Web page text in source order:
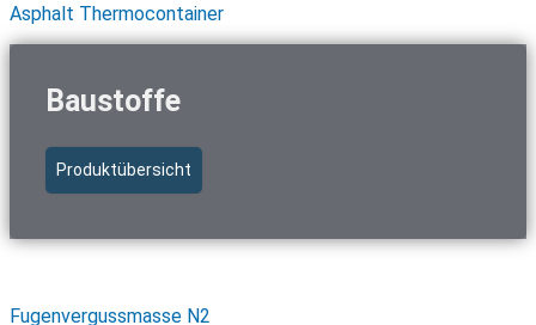
Asphalt Thermocontainer
Baustoffe
Produktübersicht
Fugenvergussmasse N2